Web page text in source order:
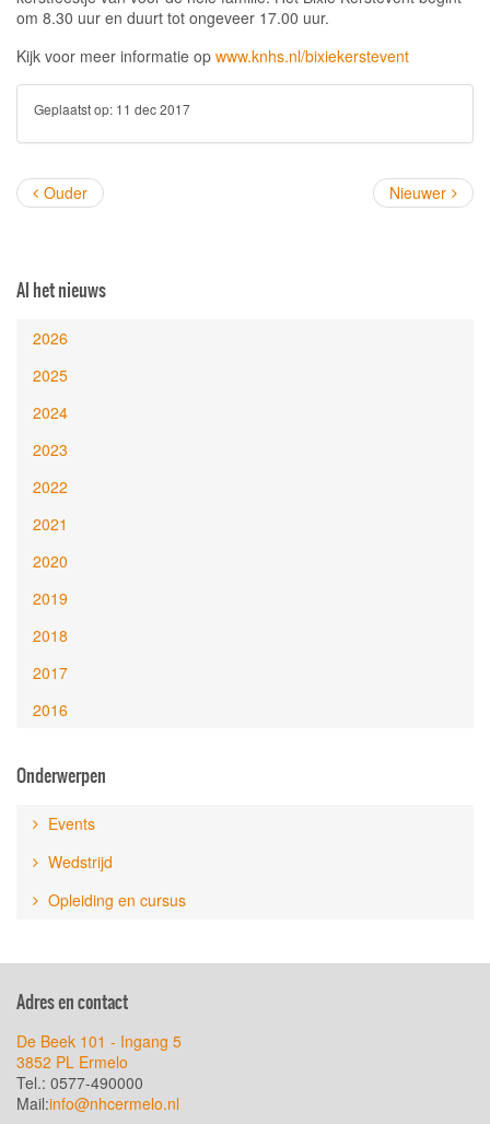
om 8.30 uur en duurt tot ongeveer 17.00 uur.
Kijk voor meer informatie op www.knhs.nl/bixiekerstevent
Geplaatst op: 11 dec 2017
Ouder Nieuwer
Al het nieuws
2026
2025
2024
2023
2022
2021
2020
2019
2018
2017
2016
Onderwerpen
Events
Wedstrijd
Opleiding en cursus
Adres en contact
De Beek 101 - Ingang 5
3852 PL Ermelo
Tel.: 0577-490000
Mail:info@nhcermelo.nl